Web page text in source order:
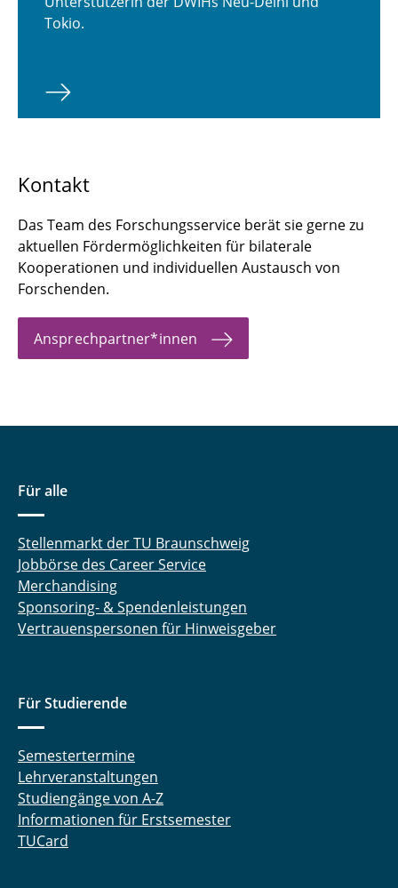
Tokio.
Kontakt
Das Team des Forschungsservice berät sie gerne zu
aktuellen Fördermöglichkeiten für bilaterale
Kooperationen und individuellen Austausch von
Forschenden.
Ansprechpartner*innen
Für alle
Stellenmarkt der TU Braunschweig
Jobbörse des Career Service
Merchandising
Sponsoring- & Spendenleistungen
Vertrauenspersonen für Hinweisgeber
Für Studierende
Semestertermine
Lehrveranstaltungen
Studiengänge von A-Z
Informationen für Erstsemester
TUCard